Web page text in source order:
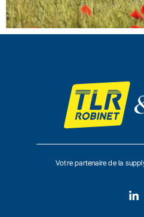
Votre partenaire de la